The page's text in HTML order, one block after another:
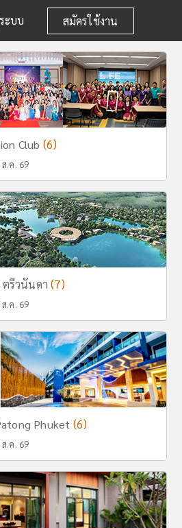
ะบบ สมัครใช้งาน
Club (6)
.ค. 69
ตรีวนันดา(7)
.ค. 69
Phuket (6)
.ค. 69